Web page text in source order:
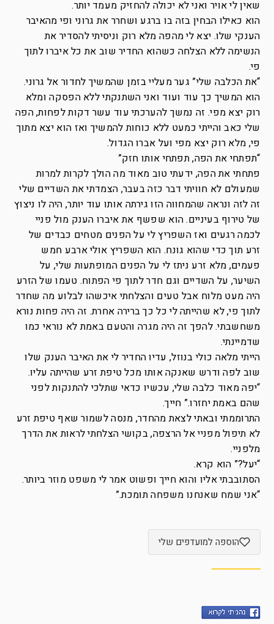
שאין לי אויר ואני לא יכולה להחזיק מעמד יותר.
הוא כאילו הבחין בזה בו ברגע ושחרר את גרוני ופי מהאיבר
הענקי שלו. יצא לי מהפה מלא רוק וניסיתי להסדיר את
הנשימה ללא הצלחה כשהוא החדיר שוב את כל איברו לתוך
פי.
“את הכלבה שלי” גער מעליי בזמן שהמשיך לחדור אל גרוני.
הוא המשיך כך עוד ועוד ואני השתנקתי ללא הפסקה ומלא
רוק יצא מפי. זה נמשך להערכתי עוד עשר דקות לפחות, הפה
שלי כאב והייתי כמעט ללא כוחות להמשיך ואז הוא יצא מתוך
פי, מלא רוק יצא מפי ועל אברו הגדול.
“תפתחי את הפה, תפתחי אותו חזק”
פתחתי את הפה, ידעתי טוב מאוד מה הולך לקרות למרות
שמעולם לא חוויתי דבר כזה בעבר, הצמדתי את השדיים שלי
זה לזה ונראה שהמחווה הזו גירתה אותו עוד יותר, היה לו ניצוץ
של טירוף בעיניים. הוא שפשף את איברו הענק מול פניי
לכמה רגעים ואז השפריץ לי על הפנים מטחים כבדים של
זרע תוך כדי שהוא גונח. הוא השפריץ אולי ארבע חמש
פעמים, מלא זרע ניתז לי על הפנים המופתעות שלי, על
השיער, על השדיים וגם חדר לתוך פי הפתוח. טעמו של הזרע
היה מעט מלוח אבל טעים והצלחתי איכשהו לבלוע מה שחדר
לתוך פי, לא שהייתה לי כל כך ברירה אחרת. זה היה פחות נורא
משחשבתי. להפך זה היה מגרה והטעם באמת לא נוראי כמו
שדמיינתי.
הייתי מלאה כולי בנוזל, עדיו החדיר לי את האיבר הענק שלו
שוב לפה ודרש שאנקה אותו מכל טיפת זרע שהייתה עליו.
“יפה מאוד כלבה שלי, עכשיו כדאי שתלכי להתנקות לפני
שהם באמת יחזרו.” חייך.
התרוממתי ובאתי לצאת מהחדר, מנסה לשמור שאף טיפת זרע
לא תיפול מפניי אל הרצפה, בקושי הצלחתי לראות את הדרך
מלפניי.
“יעל?” הוא קרא.
הסתובבתי אליו והוא חייך ופשוט אמר לי משפט מוזר ביותר.
“אני שמח שאנחנו משפחה תומכת.”
הוספה למועדפים שלי